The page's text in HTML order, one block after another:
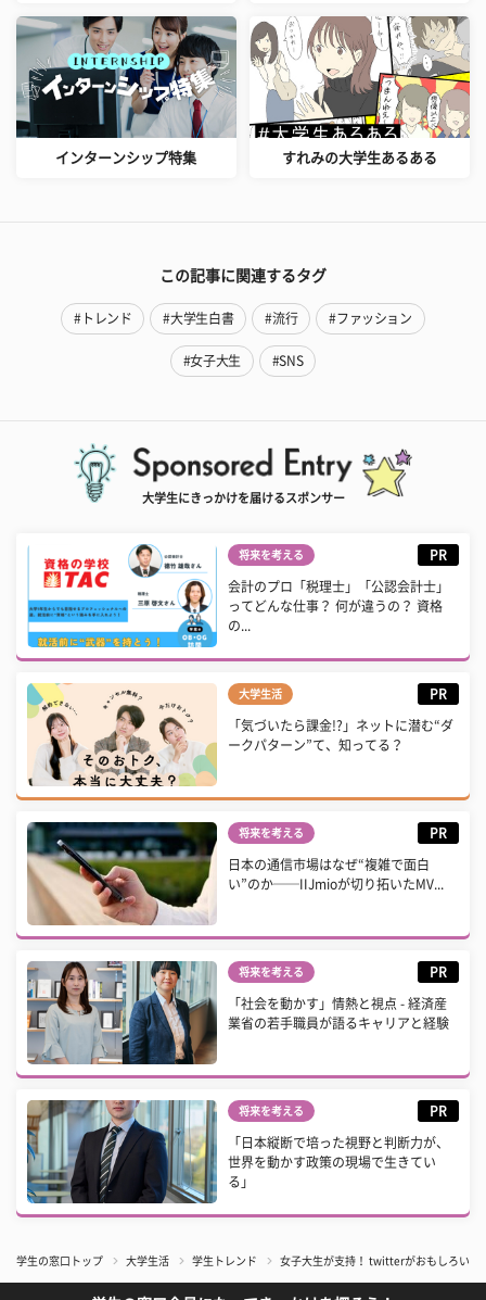
インターンシップ特集 すれみの大学生あるある
この記事に関連するタグ
#トレンド #大学生白書 #流行 #ファッション
#女子大生 #SNS
大学生にきっかけを届けるスポンサー
将来を考える PR
会計のプロ「税理士」「公認会計士」
ってどんな仕事？ 何が違うの？ 資格
の...
大学生活 PR
「気づいたら課金!?」ネットに潜む“ダ
ークパターン”て、知ってる？
将来を考える PR
日本の通信市場はなぜ“複雑で面白
い”のか──IIJmioが切り拓いたMV...
将来を考える PR
「社会を動かす」情熱と視点 - 経済産
業省の若手職員が語るキャリアと経験
将来を考える PR
「日本縦断で培った視野と判断力が、
世界を動かす政策の現場で生きてい
る」
学生の窓口トップ 大学生活 学生トレンド 女子大生が支持！ twitterがおもしろい芸